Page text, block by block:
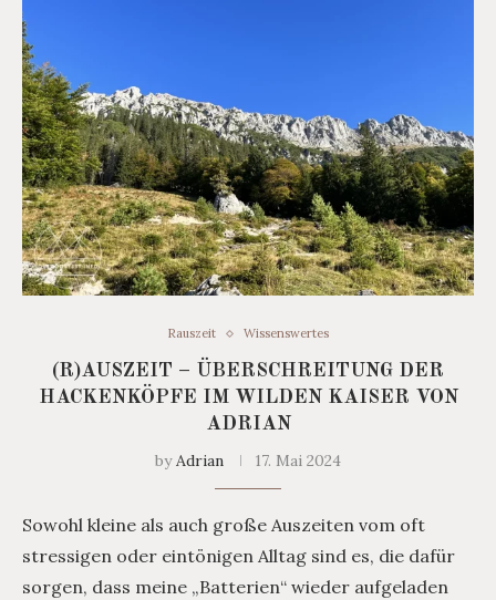
Rauszeit Wissenswertes
(R)AUSZEIT – ÜBERSCHREITUNG DER
HACKENKÖPFE IM WILDEN KAISER VON
ADRIAN
byAdrian 17. Mai 2024
Sowohl kleine als auch große Auszeiten vom oft
stressigen oder eintönigen Alltag sind es, die dafür
sorgen, dass meine „Batterien“ wieder aufgeladen